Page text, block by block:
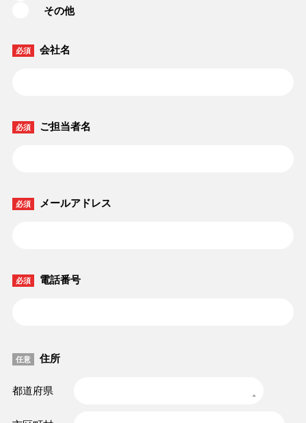
その他
必須 会社名
必須 ご担当者名
必須 メールアドレス
必須 電話番号
任意 住所
都道府県